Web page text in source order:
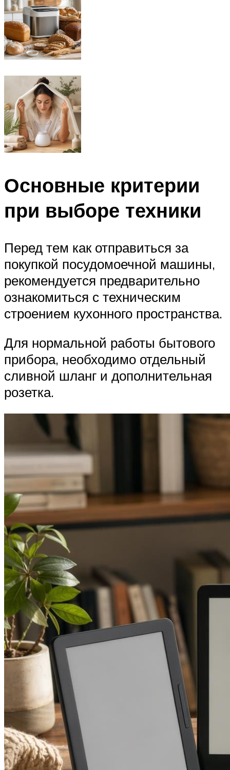
Основные критерии
при выборе техники
Перед тем как отправиться за
покупкой посудомоечной машины,
рекомендуется предварительно
ознакомиться с техническим
строением кухонного пространства.
Для нормальной работы бытового
прибора, необходимо отдельный
сливной шланг и дополнительная
розетка.